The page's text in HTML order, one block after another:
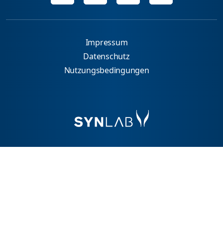
Impressum
Datenschutz
Nutzungsbedingungen